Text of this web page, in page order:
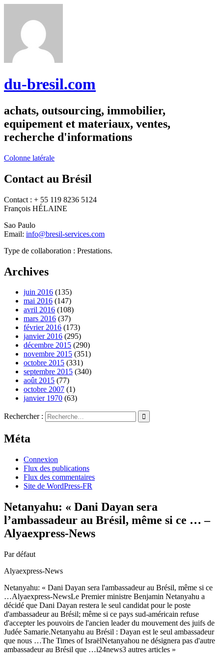
du-bresil.com
achats, outsourcing, immobilier,
equipement et materiaux, ventes,
recherche d'informations
Colonne latérale
Contact au Brésil
Contact : + 55 119 8236 5124
François HÉLAINE
Sao Paulo
Email: info@bresil-services.com
Type de collaboration : Prestations.
Archives
juin 2016 (135)
mai 2016 (147)
avril 2016 (108)
mars 2016 (37)
février 2016 (173)
janvier 2016 (295)
décembre 2015 (290)
novembre 2015 (351)
octobre 2015 (331)
septembre 2015 (340)
août 2015 (77)
octobre 2007 (1)
janvier 1970 (63)
Rechercher :
Méta
Connexion
Flux des publications
Flux des commentaires
Site de WordPress-FR
Netanyahu: « Dani Dayan sera
l’ambassadeur au Brésil, même si ce … –
Alyaexpress-News
Par défaut
Alyaexpress-News
Netanyahu: « Dani Dayan sera l'ambassadeur au Brésil, même si ce
…Alyaexpress-NewsLe Premier ministre Benjamin Netanyahu a
décidé que Dani Dayan restera le seul candidat pour le poste
d'ambassadeur au Brésil; même si ce pays sud-américain refuse
d'accepter les pouvoirs de l'ancien leader du mouvement des juifs de
Judée Samarie.Netanyahu au Brésil : Dayan est le seul ambassadeur
que nous …The Times of IsraëlNetanyahou ne désignera pas d'autre
ambassadeur au Brésil que …i24news3 autres articles »